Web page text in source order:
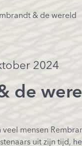
& de wereld
2024
de
veel mensen
uit zijn tijd,